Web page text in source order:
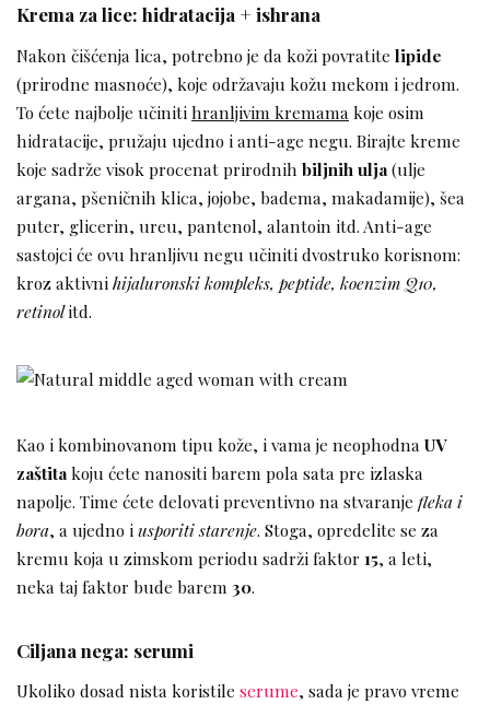
Krema za lice: hidratacija + ishrana
Nakon čišćenja lica, potrebno je da koži povratite lipide
(prirodne masnoće), koje održavaju kožu mekom i jedrom.
To ćete najbolje učinitihranljivim kremama koje osim
hidratacije, pružaju ujedno i anti-age negu. Birajte kreme
koje sadrže visok procenat prirodnih biljnih ulja(ulje
argana, pšeničnih klica, jojobe, badema, makadamije), šea
puter, glicerin, ureu, pantenol, alantoin itd. Anti-age
sastojci će ovu hranljivu negu učiniti dvostruko korisnom:
kroz aktivnihijaluronski kompleks, peptide, koenzim Q10,
retinolitd.
Kao i kombinovanom tipu kože, i vama je neophodna UV
zaštitakoju ćete nanositi barem pola sata pre izlaska
napolje. Time ćete delovati preventivno na stvaranje fleka i
bora, a ujedno iusporiti starenje. Stoga, opredelite se za
kremu koja u zimskom periodu sadrži faktor 15, a leti,
neka taj faktor bude barem 30.
Ciljana nega: serumi
Ukoliko dosad nista koristile serume, sada je pravo vreme